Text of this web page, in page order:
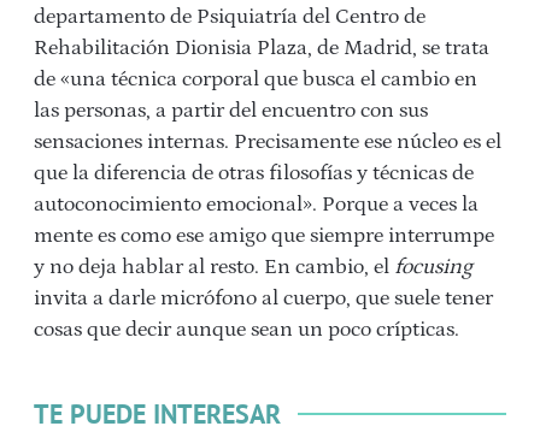
departamento de Psiquiatría del Centro de
Rehabilitación Dionisia Plaza, de Madrid, se trata
de «una técnica corporal que busca el cambio en
las personas, a partir del encuentro con sus
sensaciones internas. Precisamente ese núcleo es el
que la diferencia de otras filosofías y técnicas de
autoconocimiento emocional». Porque a veces la
mente es como ese amigo que siempre interrumpe
y no deja hablar al resto. En cambio, el focusing
invita a darle micrófono al cuerpo, que suele tener
cosas que decir aunque sean un poco crípticas.
TE PUEDE INTERESAR